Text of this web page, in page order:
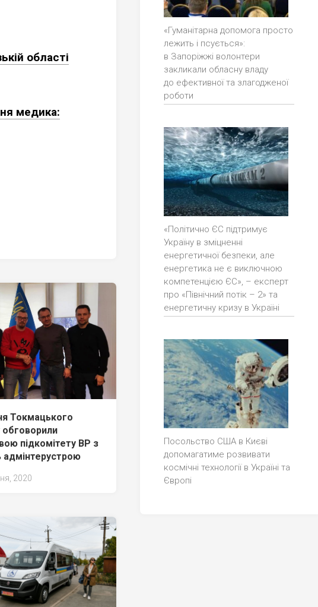
області
медика:
Токмацького
обговорили
підкомітету ВР з
адмінтерустрою
2020
«Гуманітарна допомога просто
лежить і псується»:
в Запоріжжі волонтери
закликали обласну владу
до ефективної та злагодженої
роботи
«Політично ЄС підтримує
Україну в зміцненні
енергетичної безпеки, але
енергетика не є виключною
компетенцією ЄС», – експерт
про «Північний потік – 2» та
енергетичну кризу в Україні
Посольство США в Києві
допомагатиме розвивати
космічні технології в Україні та
Європі